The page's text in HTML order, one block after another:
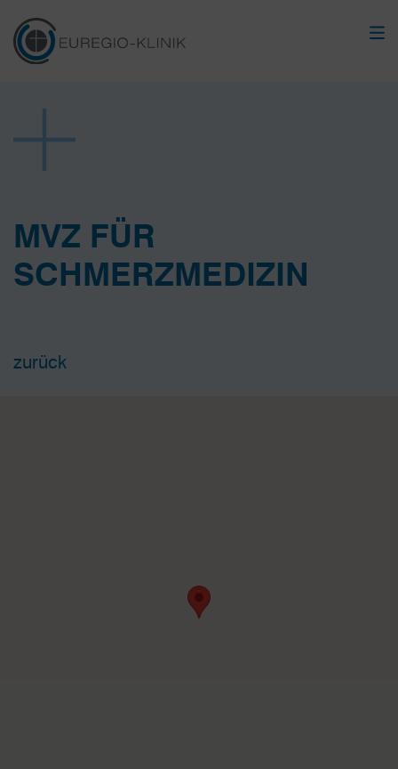
MVZ FÜR
SCHMERZMEDIZIN
zurück